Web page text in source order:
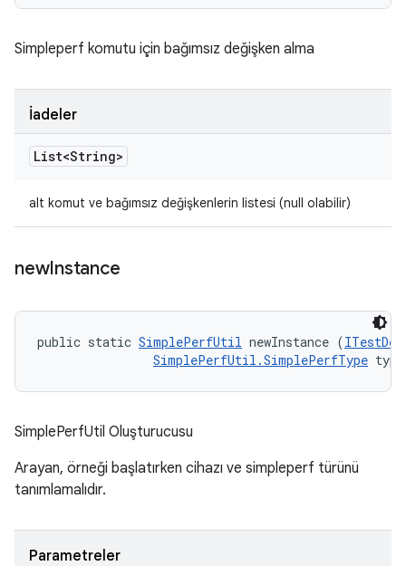
Simpleperf komutu için bağımsız değişken alma
İadeler
List<String>
alt komut ve bağımsız değişkenlerin listesi (null olabilir)
newInstance
public static SimplePerfUtil newInstance (
SimplePerfUtil.SimplePerfType
SimplePerfUtil Oluşturucusu
Arayan, örneği başlatırken cihazı ve simpleperf türünü
tanımlamalıdır.
Parametreler